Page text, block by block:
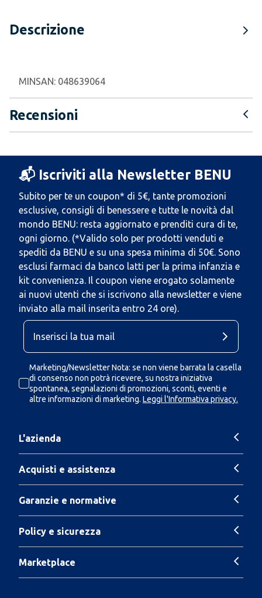
Descrizione
MINSAN: 048639064
Recensioni
📬 Iscriviti alla Newsletter BENU
Subito per te un coupon* di 5€, tante promozioni
esclusive, consigli di benessere e tutte le novità dal
mondo BENU: resta aggiornato e prenditi cura di te,
ogni giorno. (*Valido solo per prodotti venduti e
spediti da BENU e su una spesa minima di 50€. Sono
esclusi farmaci da banco latti per la prima infanzia e
kit convenienza. Il coupon viene erogato solamente
ai nuovi utenti che si iscrivono alla newsletter e viene
inviato alla mail inserita entro 24 ore).
Marketing/Newsletter Nota: se non viene barrata la casella
di consenso non potrà ricevere, su nostra iniziativa
spontanea, segnalazioni di promozioni, sconti, eventi e
altre informazioni di marketing. Leggi l'Informativa privacy.
L'azienda
Acquisti e assistenza
Garanzie e normative
Policy e sicurezza
Marketplace